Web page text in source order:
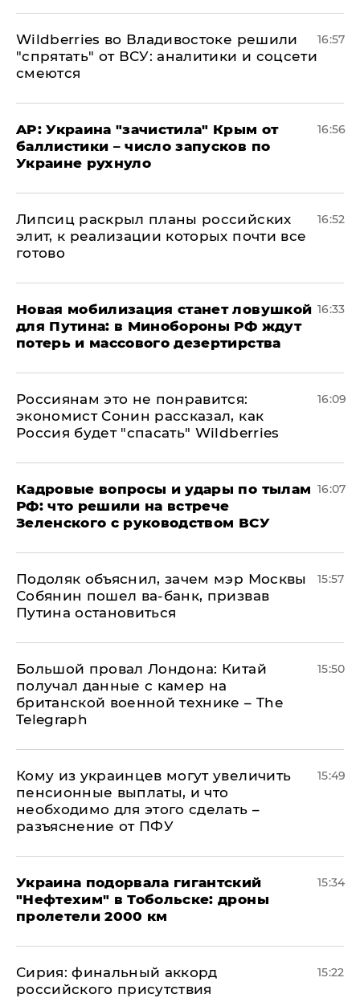
Wildberries во Владивостоке решили
"спрятать" от ВСУ: аналитики и соцсети
смеются
16:57
AP: Украина "зачистила" Крым от
баллистики – число запусков по
Украине рухнуло
16:56
Липсиц раскрыл планы российских
элит, к реализации которых почти все
готово
16:52
​Новая мобилизация станет ловушкой
для Путина: в Минобороны РФ ждут
потерь и массового дезертирства
16:33
Россиянам это не понравится:
экономист Сонин рассказал, как
Россия будет "спасать" Wildberries
16:09
Кадровые вопросы и удары по тылам
РФ: что решили на встрече
Зеленского с руководством ВСУ
16:07
Подоляк объяснил, зачем мэр Москвы
Собянин пошел ва-банк, призвав
Путина остановиться
15:57
Большой провал Лондона: Китай
получал данные с камер на
британской военной технике – The
Telegraph
15:50
Кому из украинцев могут увеличить
пенсионные выплаты, и что
необходимо для этого сделать –
разъяснение от ПФУ
15:49
Украина подорвала гигантский
"Нефтехим" в Тобольске: дроны
пролетели 2000 км
15:34
​Сирия: финальный аккорд
российского присутствия
15:22